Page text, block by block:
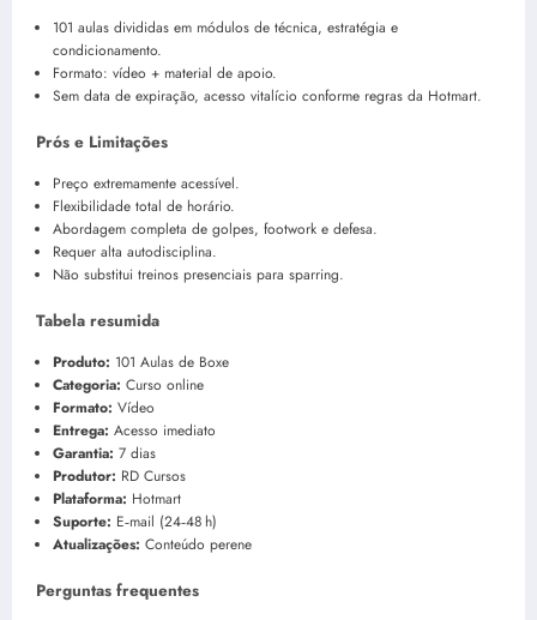
101 aulas divididas em módulos de técnica, estratégia e
condicionamento.
Formato: vídeo + material de apoio.
Sem data de expiração, acesso vitalício conforme regras da Hotmart.
Prós e Limitações
Preço extremamente acessível.
Flexibilidade total de horário.
Abordagem completa de golpes, footwork e defesa.
Requer alta autodisciplina.
Não substitui treinos presenciais para sparring.
Tabela resumida
Produto: 101 Aulas de Boxe
Categoria: Curso online
Formato: Vídeo
Entrega: Acesso imediato
Garantia: 7 dias
Produtor: RD Cursos
Plataforma: Hotmart
Suporte: E‑mail (24‑48 h)
Atualizações: Conteúdo perene
Perguntas frequentes